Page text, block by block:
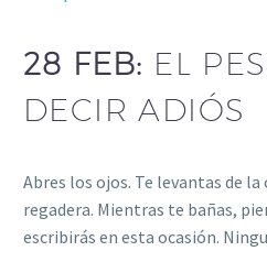
28 FEB: EL
DECIR ADIÓS
Abres los ojos. Te levantas de la
regadera. Mientras te bañas,
escribirás en esta ocasión.